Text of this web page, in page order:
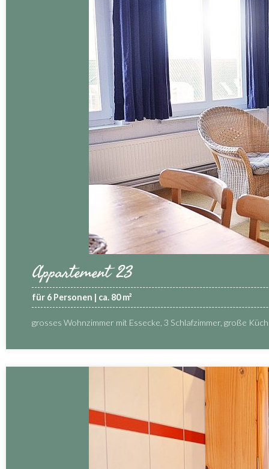
Appartement 23
für 6 Personen | ca. 80 m²
grosses Wohnzimmer mit Essecke, 3 Schlafzimmer, große